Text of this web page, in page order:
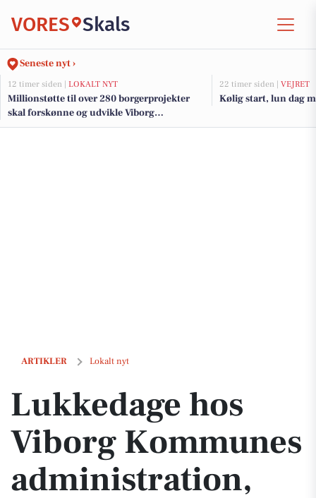
VORES Skals
Seneste nyt ›
12 timer siden | LOKALT NYT
Millionstøtte til over 280 borgerprojekter
skal forskønne og udvikle Viborg
Kommunes mindre byer
22 timer siden | VEJRET
Kølig start, lun dag
ARTIKLER Lokalt nyt
Lukke­dage hos Viborg Kommunes administration, men digitale
Lukke­dage hos
Viborg Kommunes
administration,